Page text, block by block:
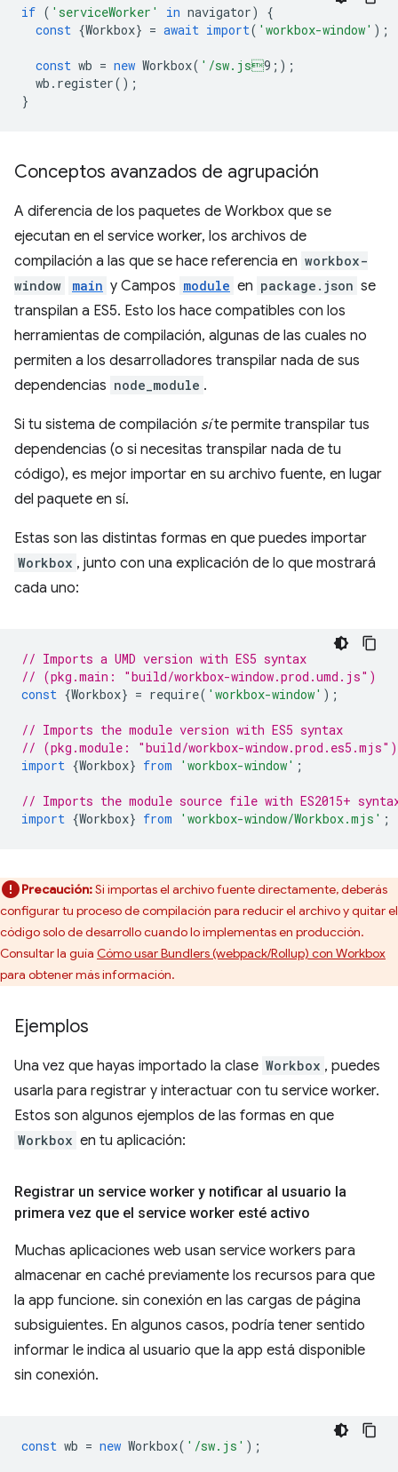
if ( 'serviceWorker' in navigator)
{
const {Workbox} = await import( 'workbox-window' );
const wb = new Workbox( '/sw.js9; );
wb . register();
}
Conceptos avanzados de agrupación
A diferencia de los paquetes de Workbox que se
ejecutan en el service worker, los archivos de
compilación a las que se hace referencia en workbox-
window
main y Campos module en package.json se
transpilan a ES5. Esto los hace compatibles con los
herramientas de compilación, algunas de las cuales no
permiten a los desarrolladores transpilar nada de sus
dependencias node_module .
Si tu sistema de compilación síte permite transpilar tus
dependencias (o si necesitas transpilar nada de tu
código), es mejor importar en su archivo fuente, en lugar
del paquete en sí.
Estas son las distintas formas en que puedes importar
Workbox , junto con una explicación de lo que mostrará
cada uno:
// Imports a UMD version with ES5 syntax
// (pkg.main: "build/workbox-window.prod.umd.js")
const {Workbox} = require( 'workbox-window' );
// Imports the module version with ES5 syntax
// (pkg.module: "build/workbox-window.prod.es5.mjs")
import {Workbox} from 'workbox-window' ;
// Imports the module source file with ES2015+
import {Workbox} from 'workbox-window/Workbox.mjs' ;
Precaución:Si importas el archivo fuente directamente, deberás
configurar tu proceso de compilación para reducir el archivo y quitar el
código solo de desarrollo cuando lo implementas en producción.
Consultar la guía Cómo usar Bundlers (webpack/Rollup) con Workbox
para obtener más información.
Ejemplos
Una vez que hayas importado la clase Workbox , puedes
usarla para registrar y interactuar con tu service worker.
Estos son algunos ejemplos de las formas en que
Workbox en tu aplicación:
Registrar un service worker y notificar al usuario la
primera vez que el service worker esté activo
Muchas aplicaciones web usan service workers para
almacenar en caché previamente los recursos para que
la app funcione. sin conexión en las cargas de página
subsiguientes. En algunos casos, podría tener sentido
informar le indica al usuario que la app está disponible
sin conexión.
const wb = new Workbox( '/sw.js' );